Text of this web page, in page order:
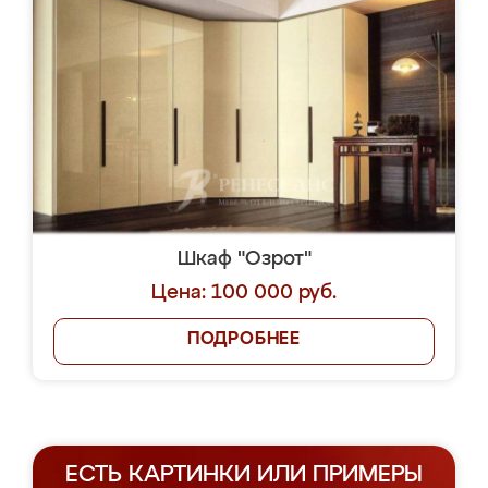
Шкаф "Озрот"
Цена: 100 000 руб.
ПОДРОБНЕЕ
ЕСТЬ КАРТИНКИ ИЛИ ПРИМЕРЫ